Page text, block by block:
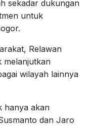
sekadar dukungan
untuk
Relawan
melanjutkan
wilayah lainnya
hanya akan
dan Jaro